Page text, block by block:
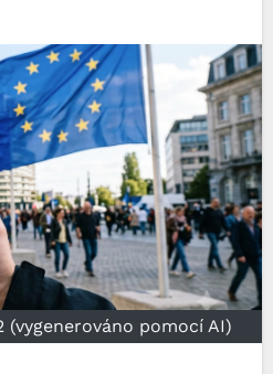
(vygenerováno pomocí AI)